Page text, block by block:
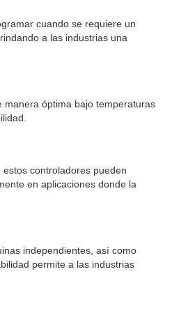
cuando se requiere un
a las industrias una
manera óptima bajo temperaturas
controladores pueden
en aplicaciones donde la
independientes, así como
permite a las industrias